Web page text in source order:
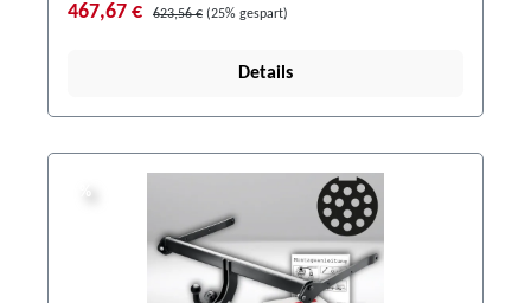
467,67 € 623,56 € (25% gespart)
Details